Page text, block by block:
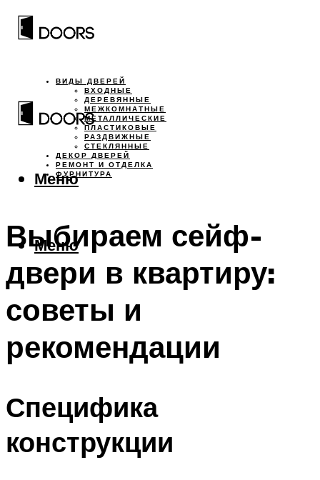
ВИДЫ ДВЕРЕЙ
ВХОДНЫЕ
ДЕРЕВЯННЫЕ
МЕЖКОМНАТНЫЕ
МЕТАЛЛИЧЕСКИЕ
ПЛАСТИКОВЫЕ
РАЗДВИЖНЫЕ
СТЕКЛЯННЫЕ
ДЕКОР ДВЕРЕЙ
РЕМОНТ И ОТДЕЛКА
ФУРНИТУРА
Меню
Меню
Выбираем сейф-
двери в квартиру:
советы и
рекомендации
Специфика
конструкции